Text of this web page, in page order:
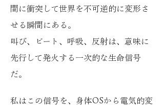
間に衝突して世界を不可逆的に変形さ
せる瞬間にある。
叫び、ビート、呼吸、反射は、意味に
先行して発火する一次的な生命信号
だ。
私はこの信号を、身体OSから電気的変